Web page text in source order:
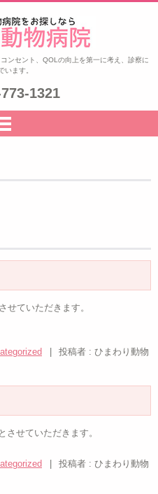
|磯子区・金沢
|鍼治療
ンセント、QOLの向上を第一に考え、診察に
います。
1321
せていただきます。
投稿者 : ひまわり動物
せていただきます。
投稿者 : ひまわり動物